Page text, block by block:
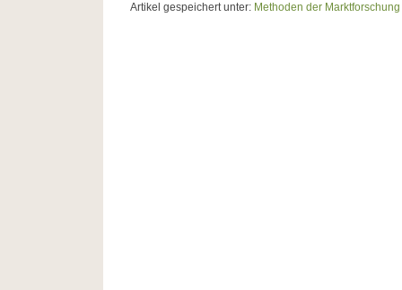
Artikel gespeichert unter: Methoden der Marktforschung